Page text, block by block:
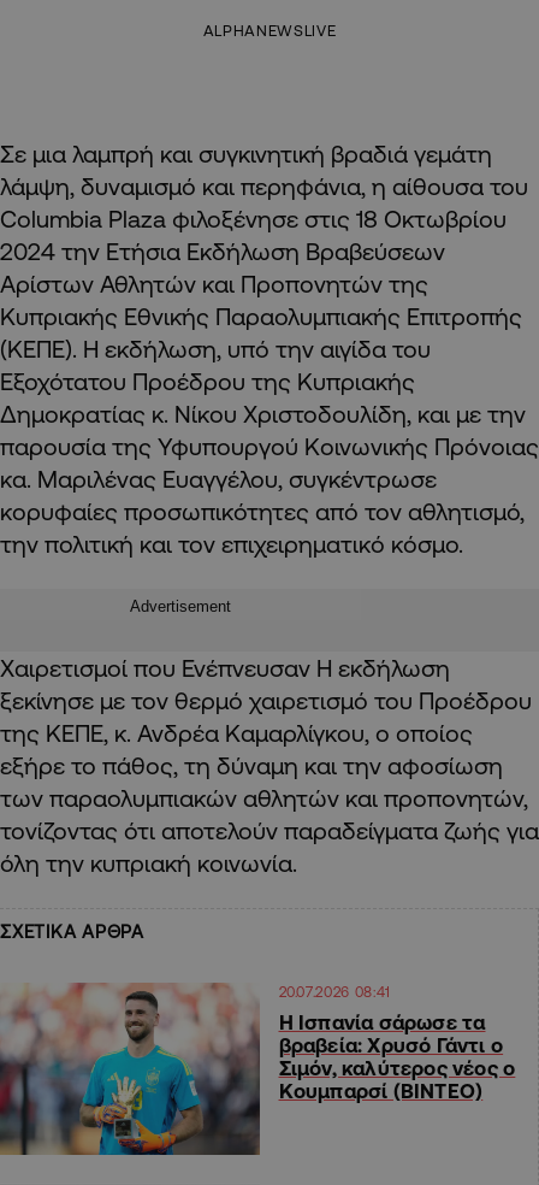
ALPHANEWSLIVE
Σε μια λαμπρή και συγκινητική βραδιά γεμάτη
λάμψη, δυναμισμό και περηφάνια, η αίθουσα του
Columbia Plaza φιλοξένησε στις 18 Οκτωβρίου
2024 την Ετήσια Εκδήλωση Βραβεύσεων
Αρίστων Αθλητών και Προπονητών της
Κυπριακής Εθνικής Παραολυμπιακής Επιτροπής
(ΚΕΠΕ). Η εκδήλωση, υπό την αιγίδα του
Εξοχότατου Προέδρου της Κυπριακής
Δημοκρατίας κ. Νίκου Χριστοδουλίδη, και με την
παρουσία της Υφυπουργού Κοινωνικής Πρόνοιας
κα. Μαριλένας Ευαγγέλου, συγκέντρωσε
κορυφαίες προσωπικότητες από τον αθλητισμό,
την πολιτική και τον επιχειρηματικό κόσμο.
Advertisement
Χαιρετισμοί που Ενέπνευσαν Η εκδήλωση
ξεκίνησε με τον θερμό χαιρετισμό του Προέδρου
της ΚΕΠΕ, κ. Ανδρέα Καμαρλίγκου, ο οποίος
εξήρε το πάθος, τη δύναμη και την αφοσίωση
των παραολυμπιακών αθλητών και προπονητών,
τονίζοντας ότι αποτελούν παραδείγματα ζωής για
όλη την κυπριακή κοινωνία.
ΣΧΕΤΙΚΑ ΑΡΘΡΑ
20.07.2026 08:41
Η Ισπανία σάρωσε τα
βραβεία: Χρυσό Γάντι ο
Σιμόν, καλύτερος νέος ο
Κουμπαρσί (ΒΙΝΤΕΟ)